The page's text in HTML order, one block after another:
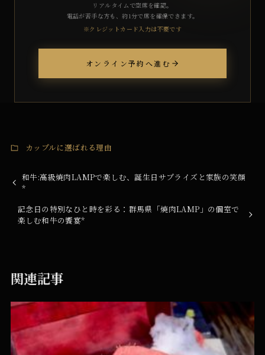
リアルタイムで空席を確認。
電話が苦手な方も、約1分で席を確保できます。
※クレジットカード入力は不要です
オンライン予約へ進む
カップルに選ばれる理由
和牛:高級焼肉LAMPで楽しむ、誕生日サプライズと家族の笑顔
*
記念日の特別なひと時を彩る：群馬県「焼肉LAMP」の個室で
楽しむ和牛の饗宴*
関連記事